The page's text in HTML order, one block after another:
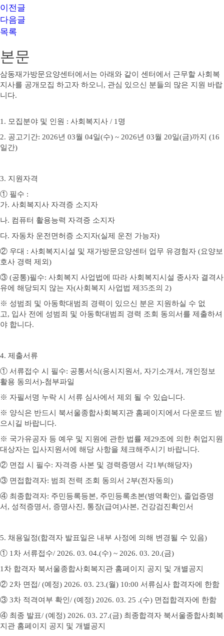
이전글
다음글
목록
본문
삼동재가방문요양센터에서는 아래와 같이 센터에서 근무할 사회복
지사를 공개모집 하고자 하오니 , 관심 있으신 분들의 많은 지원 바랍
니다.
1. 모집분야 및 인원 : 사회복지사 / 1 명
2. 공고기간: 2026년 03월 04일(수) ~ 2026년 03월 20일(금)까지 (16
일간)
3. 지원자격
① 필수 :
가. 사회복지사 자격증 소지자
나. 컴퓨터 활용능력 자격증 소지자
다. 자동차 운전면허증 소지자(실제 운전 가능자)
② 우대 : 사회복지시설 및 재가방문요양센터 업무 유경험자 (요양보
호사 경력 제외)
③ (공통)필수: 사회복지 사업법에 따라 사회복지시설 종사자 결격사
유에 해당되지 않는 자(사회복지 사업법 제 35조의 2)
※ 성범죄 및 아동학대범죄 경력이 있으신 분은 지원하실 수 없
고, 입사 전에 성범죄 및 아동학대범죄 경력 조회 동의서를 제출하셔
야 합니다.
4. 제출서류
① 서류접수 시 필수: 공통서식(응시지원서 , 자기소개서 , 개인정보
활용 동의서)-첨부파일
※ 자필서명 누락 시 서류 심사에서 제외 될 수 있습니다.
※ 양식은 반드시 북서울종합사회복지관 홈페이지에서 다운로드 받
으시길 바랍니다.
※ 국가유공자 등 예우 및 지원에 관한 법률 제 29조에 의한 취업지원
대상자는 입사지원서에 해당 사항을 체크해주시기 바랍니다.
② 면접 시 필수: 자격증 사본 및 경력증명서 각1 부(해당자)
③ 면접합격자: 범죄 전력 조회 동의서 2부(전자동의 )
④ 최종합격자: 주민등록등본, 주민등록초본(병역확인 ), 졸업증명
서 , 성적증명서 , 증명사진 , 통장(급여)사본, 건강검진확인서
5. 채용일정(합격자 발표일은 내부 사정에 의해 변경될 수 있음)
① 1 차 서류접수/ 2026. 03. 04.(수) ~ 2026. 03. 20.(금)
1 차 합격자 북서울종합사회복지관 홈페이지 공지 및 개별공지
② 2차 면접/ (예정) 2026. 03. 23.(월) 10:00 서류심사 합격자에 한함
③ 3차 적격여부 확인 / (예정) 2026. 03. 25 .(수) 면접합격자에 한함
④ 최종 발표/ (예정) 2026. 03. 27.(금) 최종합격자 북서울종합사회복
지관 홈페이지 공지 및 개별공지